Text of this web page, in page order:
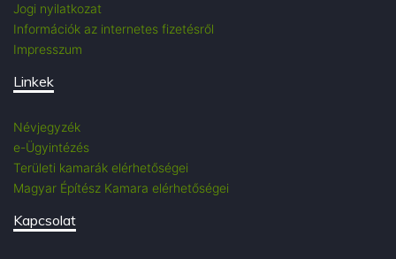
Jogi nyilatkozat
Információk az internetes fizetésről
Impresszum
Linkek
Névjegyzék
e-Ügyintézés
Területi kamarák elérhetőségei
Magyar Építész Kamara elérhetőségei
Kapcsolat